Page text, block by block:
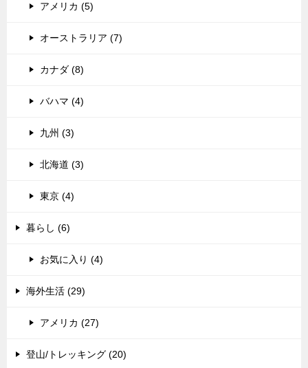
アメリカ (5)
オーストラリア (7)
カナダ (8)
バハマ (4)
九州 (3)
北海道 (3)
東京 (4)
暮らし (6)
お気に入り (4)
海外生活 (29)
アメリカ (27)
登山/トレッキング (20)